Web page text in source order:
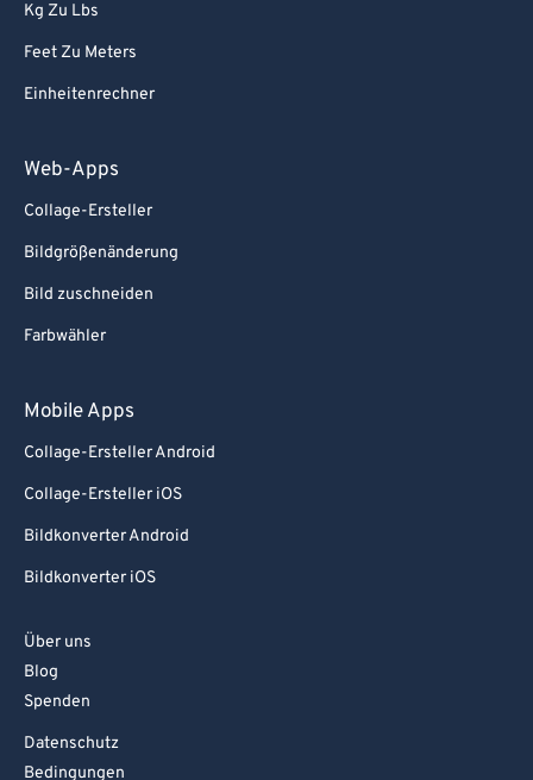
Kg Zu Lbs
Feet Zu Meters
Einheitenrechner
Web-Apps
Collage-Ersteller
Bildgrößenänderung
Bild zuschneiden
Farbwähler
Mobile Apps
Collage-Ersteller Android
Collage-Ersteller iOS
Bildkonverter Android
Bildkonverter iOS
Über uns
Blog
Spenden
Datenschutz
Bedingungen